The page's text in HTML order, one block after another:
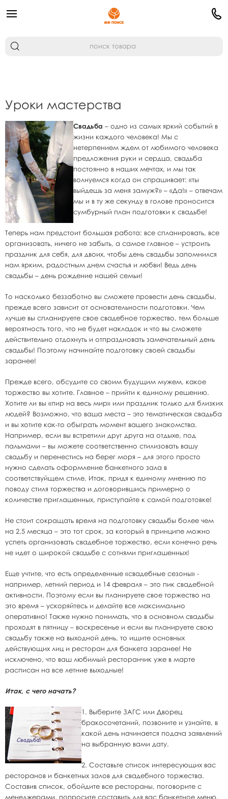
Уроки мастерства
Свадьба – одно из самых яркий событий в
жизни каждого человека! Мы с
нетерпением ждем от любимого человека
предложения руки и сердца, свадьба
постоянно в наших мечтах, и мы так
волнуемся когда он спрашивает: «ты
выйдешь за меня замуж?» – «Да!» – отвечам
мы и в ту же секунду в голове проносится
сумбурный план подготовки к свадьбе!
Теперь нам предстоит большая работа: все спланировать, все
организовать, ничего не забыть, а самое главное – устроить
праздник для себя, для двоих, чтобы день свадьбы запомнился
нам ярким, радостным днем счастья и любви! Ведь день
свадьбы – день рождение нашей семьи!
То насколько беззаботно вы сможете провести день свадьбы,
прежде всего зависит от основательности подготовки. Чем
лучше вы спланируете свое свадебное торжество, тем больше
вероятность того, что не будет накладок и что вы сможете
действительно отдохнуть и отпраздновать замечательный день
свадьбы! Поэтому начинайте подготовку своей свадьбы
заранее!
Прежде всего, обсудите со своим будущим мужем, какое
торжество вы хотите. Главное – прийти к единому решению.
Хотите ли вы «пир на весь мир» или праздник только для близких
людей? Возможно, что ваша места – это тематическая свадьба
и вы хотите как-то обыграть момент вашего знакомства.
Например, если вы встретили друг друга на отдыхе, под
пальмами – вы можете соответственно стилизовать вашу
свадьбу и перенестись на берег моря – для этого просто
нужно сделать оформление банкетного зала в
соответствуйщем стиле. Итак, придя к единому мнению по
поводу стиля торжества и договорившись примерно о
количестве приглашенных, приступайте к самой подготовке!
Не стоит сокращать время на подготовку свадьбы более чем
на 2,5 месяца – это тот срок, за который в принципе можно
успеть организовать свадебное торжество, если конечно речь
не идет о широкой свадьбе с сотнями приглашенных!
Еще учтите, что есть определенные «свадебные сезоны» -
например, летний период и 14 февраля – это пик свадебной
активности. Поэтому если вы планируете свое торжество на
это время – ускоряйтесь и делайте все максимально
оперативно! Также нужно понимать, что в основном свадьбы
проходят в пятницу – воскресенье и если вы планируете свою
свадьбу также на выходной день, то ищите основных
действующих лиц и ресторан для банкета заранее! Не
исключено, что ваш любимый ресторанчик уже в марте
расписан на все летние выходные!
Итак, с чего начать?
1. Выберите ЗАГС или Дворец
бракосочетаний, позвоните и узнайте, в
какой день начинается подача заявлений
на выбранную вами дату.
2. Составьте список интересующих вас
ресторанов и банкетных залов для свадебного торжества.
Составив список, обойдите все рестораны, поговорите с
менеджерами, попросите составить для вас банкетное меню.